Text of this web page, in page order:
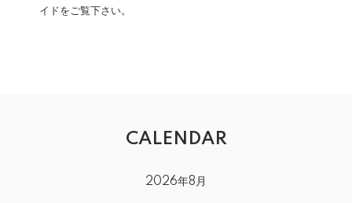
イドをご覧下さい。
CALENDAR
2026年8月